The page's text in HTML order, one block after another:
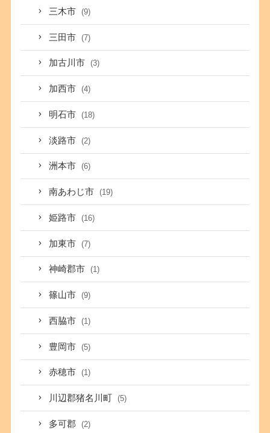
三木市 (9)
三田市 (7)
加古川市 (3)
加西市 (4)
明石市 (18)
淡路市 (2)
洲本市 (6)
南あわじ市 (19)
姫路市 (16)
加東市 (7)
神崎郡市 (1)
篠山市 (9)
西脇市 (1)
豊岡市 (5)
赤穂市 (1)
川辺郡猪名川町 (5)
多可郡 (2)